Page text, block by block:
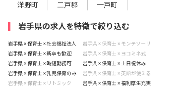
洋野町
二戸郡 一戸町
岩手県の求人を特徴で絞り込む
岩手県 × 保育士 × 社会福祉法人
岩手県 × 保育士 × モンテソーリ
岩手県 × 保育士 × 新卒も歓迎
岩手県 × 保育士 × ヨコミネ式
岩手県 × 保育士 × 時短勤務可
岩手県 × 保育士 × 土日祝休み
岩手県 × 保育士 × 乳児保育のみ
岩手県 × 保育士 × 英語が使える
岩手県 × 保育士 × リトミック
岩手県 × 保育士 × 福利厚生充実